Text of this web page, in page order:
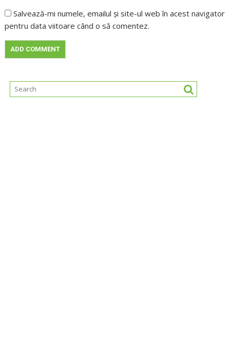
Salvează-mi numele, emailul și site-ul web în acest navigator
pentru data viitoare când o să comentez.